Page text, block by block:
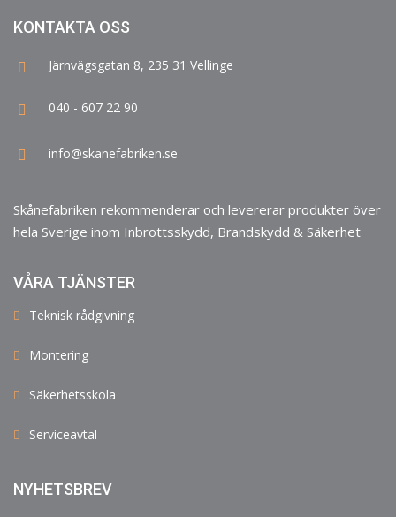
KONTAKTA OSS
Järnvägsgatan 8, 235 31 Vellinge
040 - 607 22 90
info@skanefabriken.se
Skånefabriken rekommenderar och levererar produkter över
hela Sverige inom Inbrottsskydd, Brandskydd & Säkerhet
VÅRA TJÄNSTER
Teknisk rådgivning
Montering
Säkerhetsskola
Serviceavtal
NYHETSBREV